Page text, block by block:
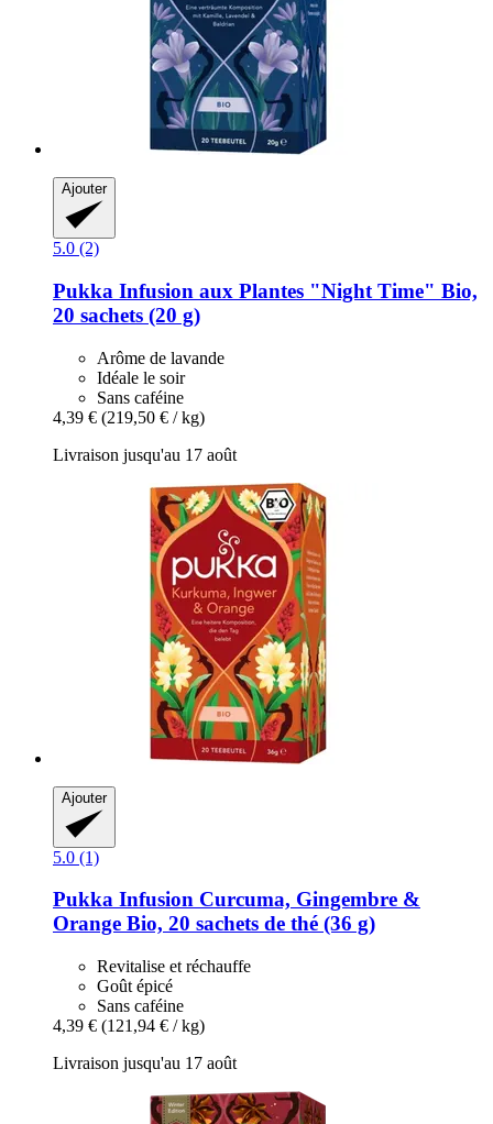
Ajouter
5.0 (2)
Pukka Infusion aux Plantes "Night Time" Bio,
20 sachets (20 g)
Arôme de lavande
Idéale le soir
Sans caféine
4,39 € (219,50 € / kg)
Livraison jusqu'au 17 août
Ajouter
5.0 (1)
Pukka Infusion Curcuma, Gingembre &
Orange Bio, 20 sachets de thé (36 g)
Revitalise et réchauffe
Goût épicé
Sans caféine
4,39 € (121,94 € / kg)
Livraison jusqu'au 17 août